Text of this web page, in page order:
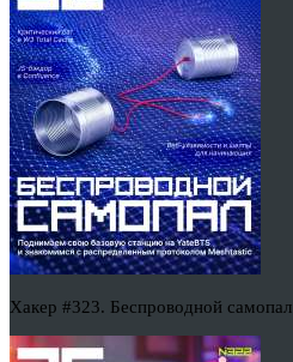
Хакер #323. Беспроводной самопал